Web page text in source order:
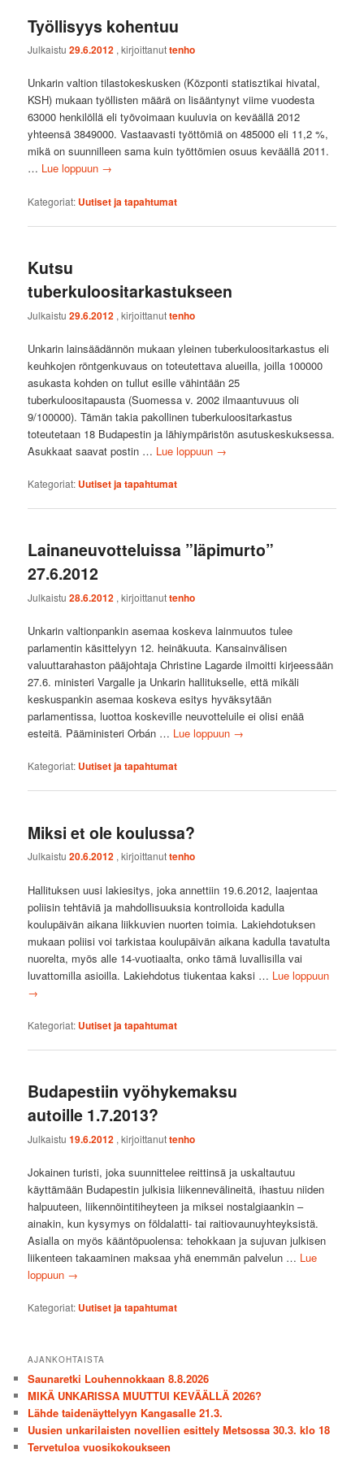
Työllisyys kohentuu
Julkaistu29.6.2012 , kirjoittanuttenho
Unkarin valtion tilastokeskusken (Központi statisztikai hivatal,
KSH) mukaan työllisten määrä on lisääntynyt viime vuodesta
63000 henkilöllä eli työvoimaan kuuluvia on keväällä 2012
yhteensä 3849000. Vastaavasti työttömiä on 485000 eli 11,2 %,
mikä on suunnilleen sama kuin työttömien osuus keväällä 2011.
… Lue loppuun →
Kategoriat: Uutiset ja tapahtumat
Kutsu
tuberkuloositarkastukseen
Julkaistu29.6.2012 , kirjoittanuttenho
Unkarin lainsäädännön mukaan yleinen tuberkuloositarkastus eli
keuhkojen röntgenkuvaus on toteutettava alueilla, joilla 100000
asukasta kohden on tullut esille vähintään 25
tuberkuloositapausta (Suomessa v. 2002 ilmaantuvuus oli
9/100000). Tämän takia pakollinen tuberkuloositarkastus
toteutetaan 18 Budapestin ja lähiympäristön asutuskeskuksessa.
Asukkaat saavat postin … Lue loppuun →
Kategoriat: Uutiset ja tapahtumat
Lainaneuvotteluissa ”läpimurto”
27.6.2012
Julkaistu28.6.2012 , kirjoittanuttenho
Unkarin valtionpankin asemaa koskeva lainmuutos tulee
parlamentin käsittelyyn 12. heinäkuuta. Kansainvälisen
valuuttarahaston pääjohtaja Christine Lagarde ilmoitti kirjeessään
27.6. ministeri Vargalle ja Unkarin hallitukselle, että mikäli
keskuspankin asemaa koskeva esitys hyväksytään
parlamentissa, luottoa koskeville neuvotteluile ei olisi enää
esteitä. Pääministeri Orbán … Lue loppuun →
Kategoriat: Uutiset ja tapahtumat
Miksi et ole koulussa?
Julkaistu20.6.2012 , kirjoittanuttenho
Hallituksen uusi lakiesitys, joka annettiin 19.6.2012, laajentaa
poliisin tehtäviä ja mahdollisuuksia kontrolloida kadulla
koulupäivän aikana liikkuvien nuorten toimia. Lakiehdotuksen
mukaan poliisi voi tarkistaa koulupäivän aikana kadulla tavatulta
nuorelta, myös alle 14-vuotiaalta, onko tämä luvallisilla vai
luvattomilla asioilla. Lakiehdotus tiukentaa kaksi … Lue loppuun
→
Kategoriat: Uutiset ja tapahtumat
Budapestiin vyöhykemaksu
autoille 1.7.2013?
Julkaistu19.6.2012 , kirjoittanuttenho
Jokainen turisti, joka suunnittelee reittinsä ja uskaltautuu
käyttämään Budapestin julkisia liikennevälineitä, ihastuu niiden
halpuuteen, liikennöintitiheyteen ja miksei nostalgiaankin –
ainakin, kun kysymys on földalatti- tai raitiovaunuyhteyksistä.
Asialla on myös kääntöpuolensa: tehokkaan ja sujuvan julkisen
liikenteen takaaminen maksaa yhä enemmän palvelun … Lue
loppuun →
Kategoriat: Uutiset ja tapahtumat
AJANKOHTAISTA
Saunaretki Louhennokkaan 8.8.2026
MIKÄ UNKARISSA MUUTTUI KEVÄÄLLÄ 2026?
Lähde taidenäyttelyyn Kangasalle 21.3.
Uusien unkarilaisten novellien esittely Metsossa 30.3. klo 18
Tervetuloa vuosikokoukseen